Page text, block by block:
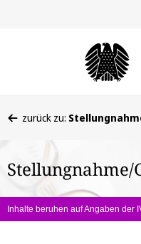
befinden
hier:
zurück zu:
Stellungnahme/
Inhalte beruhen auf Angaben der